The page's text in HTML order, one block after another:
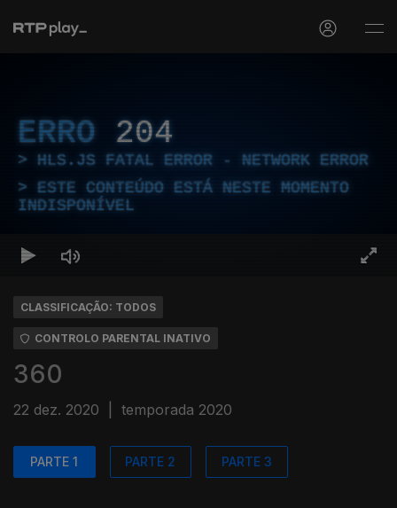
ERRO 204
HLS.JS FATAL ERROR - NETWORK ERROR
ESTE CONTEÚDO ESTÁ NESTE MOMENTO
INDISPONÍVEL
CLASSIFICAÇÃO: TODOS
CONTROLO PARENTAL INATIVO
360
22 dez. 2020 temporada 2020
PARTE 1 PARTE 2 PARTE 3